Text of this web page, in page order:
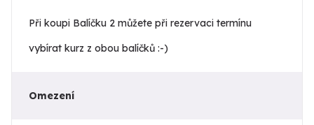
Při koupi Balíčku 2 můžete při rezervaci termínu
vybírat kurz z obou balíčků :-)
Omezení